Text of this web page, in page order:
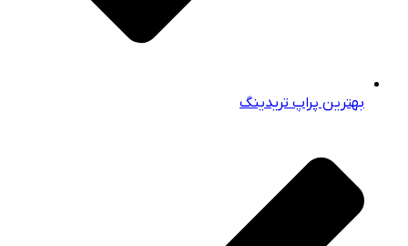
بهترین پراپ‌ تریدینگ